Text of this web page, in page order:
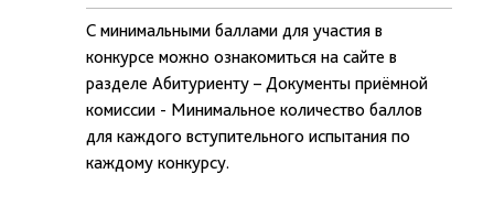
С минимальными баллами для участия в
конкурсе можно ознакомиться на сайте в
разделе Абитуриенту – Документы приёмной
комиссии - Минимальное количество баллов
для каждого вступительного испытания по
каждому конкурсу.